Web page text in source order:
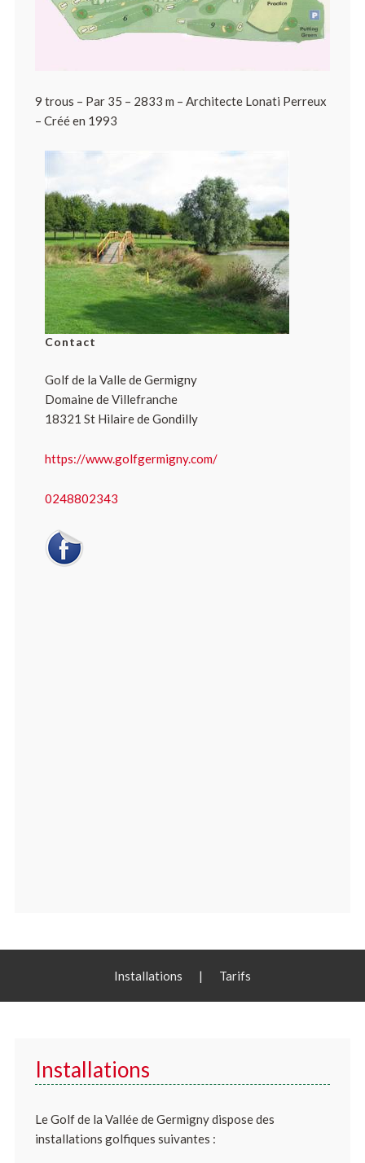
9 trous – Par 35 – 2833 m – Architecte Lonati Perreux
– Créé en 1993
Contact
Golf de la Valle de Germigny
Domaine de Villefranche
18321 St Hilaire de Gondilly
https://www.golfgermigny.com/
0248802343
Installations | Tarifs
Installations
Le Golf de la Vallée de Germigny dispose des
installations golfiques suivantes :